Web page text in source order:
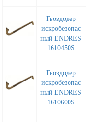
Гвоздодер
искробезопас
ный ENDRES
1610450S
Гвоздодер
искробезопас
ный ENDRES
1610600S